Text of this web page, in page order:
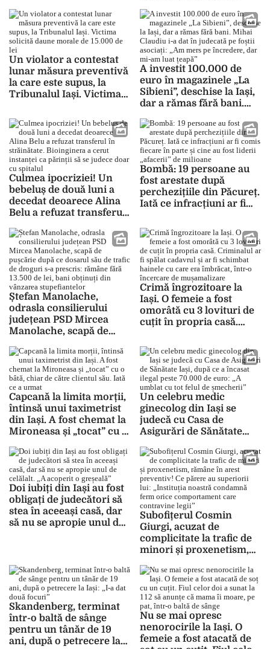
instanță de ani buni și a
fost amânat de 55 de ori!
pentru a pune mâna pe
un teren de pe strada
Elena Doamna!
Un violator a contestat
lunar măsura preventivă
la care este supus, la
Tribunalul Iași. Victima
15.000 de lei
A investit 100.000 de
euro în magazinele „La
Sibieni”, deschise la Iași,
dar a rămas fără bani.
judecată pe foștii
asociați: „Am mers pe
încredere, dar mi-am
luat țeapă”
Culmea ipocriziei! Un
bebeluș de două luni a
decedat deoarece Alina
Belu a refuzat transferul
Bioinginera a cerut
instanței ca părinții să se
judece doar cu spitalul
Bombă: 19 persoane au
fost arestate după
perchezițiile din Păcureț.
Iată ce infracțiuni ar fi
cine au fost liderii
„afacerii” de milioane
Ștefan Manolache,
odrasla consilierului
județean PSD Mircea
Manolache, scapă de
său de trafic de droguri s-
a prescris: rămâne fără
13.500 de lei, bani
obținuți din vânzarea
stupefiantelor
Crimă îngrozitoare la
Iași. O femeie a fost
omorâtă cu 3 lovituri de
cuțit în propria casă.
cadavrul și ar fi schimbat
hainele cu care era
îmbrăcat, într-o
încercare de
mușamalizare
Capcană la limita morții,
întinsă unui taximetrist
din Iași. A fost chemat la
Mironeasa și „tocat” cu o
clientul său. Iată ce a
urmat
Un celebru medic
ginecolog din Iași se
judecă cu Casa de
Asigurări de Sănătate
ilegal peste 70.000 de
euro: „A umblat cu tot
felul de șmecherii”
Doi iubiți din Iași au fost
obligați de judecători să
stea în aceeași casă, dar
să nu se apropie unul de
Subofițerul Cosmin
Giurgi, acuzat de
complicitate la trafic de
minori și proxenetism,
preventiv! Ce părere au
superiorii lui: „Instituția
noastră condamnă ferm
orice comportament
care contravine legii”
Skandenberg, terminat
într-o baltă de sânge
pentru un tânăr de 19
ani, după o petrecere la
Nu se mai opresc
nenorocirile la Iași. O
femeie a fost atacată de